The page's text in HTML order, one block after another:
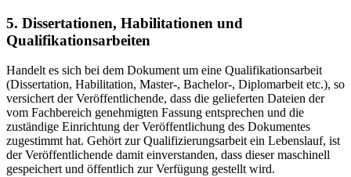
5. Dissertationen, Habilitationen und
Qualifikationsarbeiten
Handelt es sich bei dem Dokument um eine Qualifikationsarbeit
(Dissertation, Habilitation, Master-, Bachelor-, Diplomarbeit etc.), so
versichert der Veröffentlichende, dass die gelieferten Dateien der
vom Fachbereich genehmigten Fassung entsprechen und die
zuständige Einrichtung der Veröffentlichung des Dokumentes
zugestimmt hat. Gehört zur Qualifizierungsarbeit ein Lebenslauf, ist
der Veröffentlichende damit einverstanden, dass dieser maschinell
gespeichert und öffentlich zur Verfügung gestellt wird.